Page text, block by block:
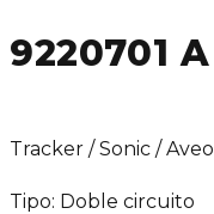
9220701 A
Tracker / Sonic / Aveo
Tipo: Doble circuito